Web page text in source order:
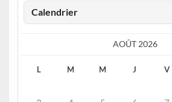
Calendrier
AOÛT 2026
L M M J V